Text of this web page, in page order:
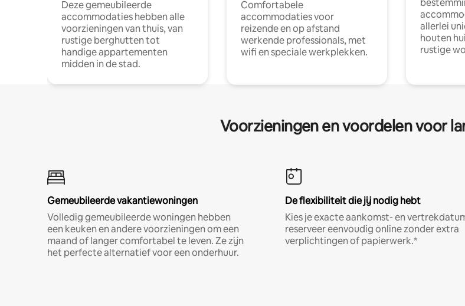
Deze gemeubileerde
accommodaties hebben alle
voorzieningen van thuis, van
rustige berghutten tot
handige appartementen
midden in de stad.
Comfortabele
accommodaties voor
reizende en op afstand
werkende professionals, met
wifi en speciale werkplekken.
allerlei
houten
rustige
Voorzieningen en voordelen voor
Gemeubileerde vakantiewoningen
Volledig gemeubileerde woningen hebben
een keuken en andere voorzieningen om een
maand of langer comfortabel te leven. Ze zijn
het perfecte alternatief voor een onderhuur.
De flexibiliteit die jij nodig hebt
Kies je exacte aankomst- en
reserveer eenvoudig online zonder extra
verplichtingen of papierwerk.*